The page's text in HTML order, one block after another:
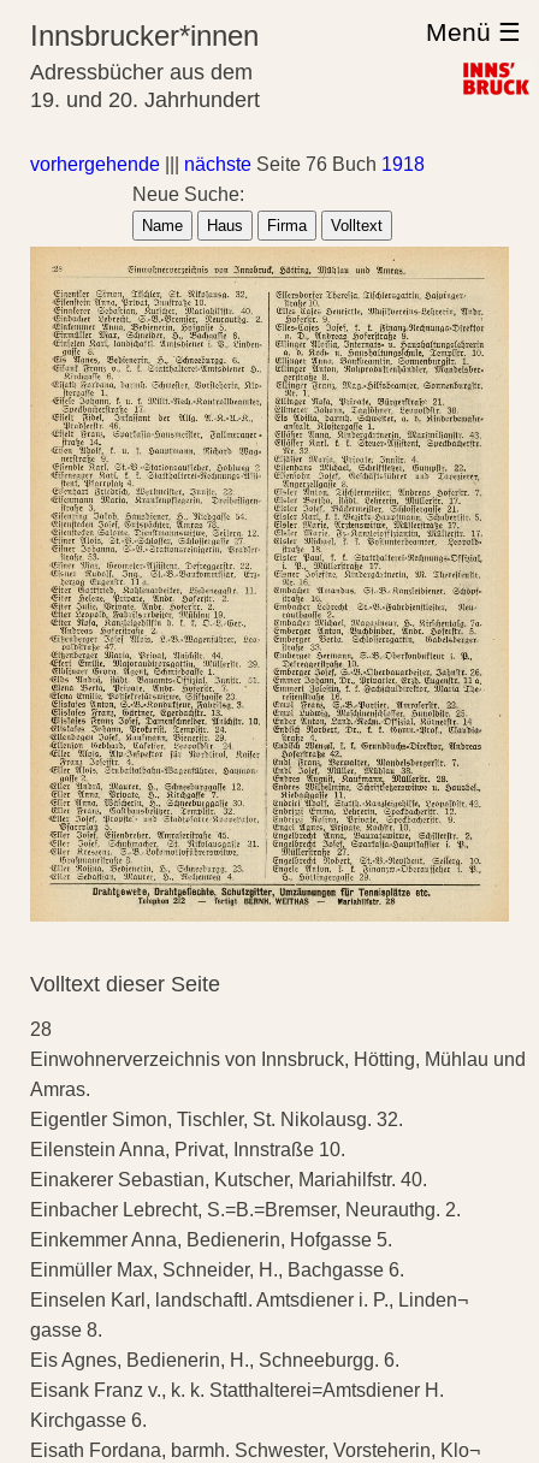
Innsbrucker*innen
Adressbücher aus dem
19. und 20. Jahrhundert
Menü ☰
vorhergehende nächste Seite 76 Buch 1918
Neue Suche:
Name Haus Firma Volltext
Volltext dieser Seite
28
Einwohnerverzeichnis von Innsbruck, Hötting, Mühlau und
Amras.
Eigentler Simon, Tischler, St. Nikolausg. 32.
Eilenstein Anna, Privat, Innstraße 10.
Einakerer Sebastian, Kutscher, Mariahilfstr. 40.
Einbacher Lebrecht, S.=B.=Bremser, Neurauthg. 2.
Einkemmer Anna, Bedienerin, Hofgasse 5.
Einmüller Max, Schneider, H., Bachgasse 6.
Einselen Karl, landschaftl. Amtsdiener i. P., Linden¬
gasse 8.
Eis Agnes, Bedienerin, H., Schneeburgg. 6.
Eisank Franz v., k. k. Statthalterei=Amtsdiener H.
Kirchgasse 6.
Eisath Fordana, barmh. Schwester, Vorsteherin, Klo¬